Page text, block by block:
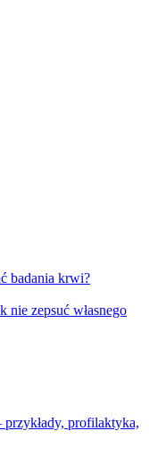
badania krwi?
zepsuć własnego
profilaktyka,